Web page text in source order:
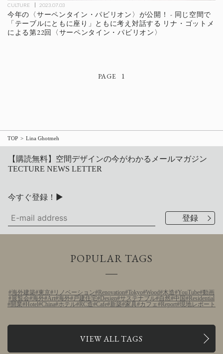
CULTURE 2023.07.03
今年の〈サーペンタイン・パビリオン〉が公開！ - 同じ空間で
「テーブルにともに座り」ともに考え対話する リナ・ゴットメ
による第22回〈サーペンタイン・パビリオン〉
1
TOP Lina Ghotmeh
【購読無料】空間デザインの今がわかるメールマガジン
TECTURE NEWS LETTER
今すぐ登録！▶
POPULAR TAGS
海外建築 東京 リノベーション Renovation Tokyo Wood 木造 YouTube 動画
展覧会 海外 Art 海外 戸建住宅 Design サステナブル 自然 中国
Residential
開業
Hotel China ホテル RC造 Cafe 新築 家具 カフェ Report 現地レポート
VIEW ALL TAGS